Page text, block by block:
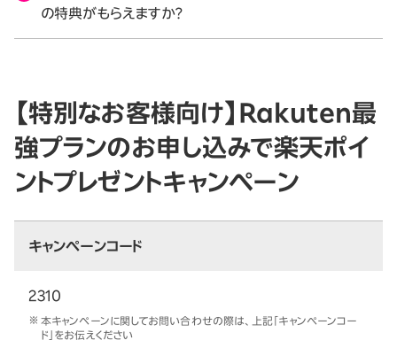
の特典がもらえますか？
【特別なお客様向け】Rakuten最
強プランのお申し込みで楽天ポイ
ントプレゼントキャンペーン
キャンペーンコード
2310
本キャンペーンに関してお問い合わせの際は、上記「キャンペーンコー
ド」をお伝えください